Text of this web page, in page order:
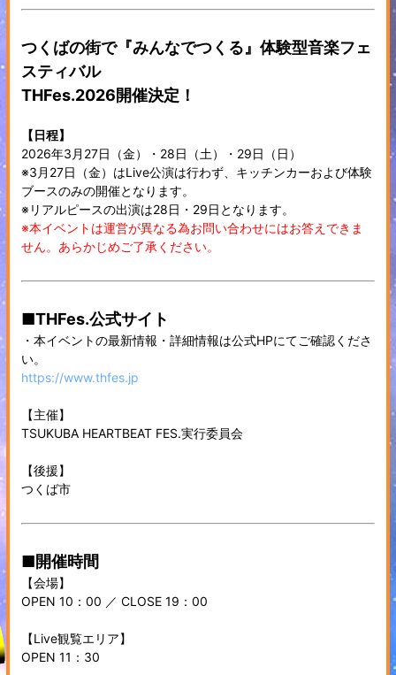
つくばの街で『みんなでつくる』体験型音楽フェ
スティバル
THFes.2026開催決定！
【日程】
2026年3月27日（金）・28日（土）・29日（日）
※3月27日（金）はLive公演は行わず、キッチンカーおよび体験
ブースのみの開催となります。
※リアルピースの出演は28日・29日となります。
※本イベントは運営が異なる為お問い合わせにはお答えできま
せん。あらかじめご了承ください。
■THFes.公式サイト
・本イベントの最新情報・詳細情報は公式HPにてご確認くださ
い。
https://www.thfes.jp
【主催】
TSUKUBA HEARTBEAT FES.実行委員会
【後援】
つくば市
■開催時間
【会場】
OPEN 10：00 ／ CLOSE 19：00
【Live観覧エリア】
OPEN 11：30